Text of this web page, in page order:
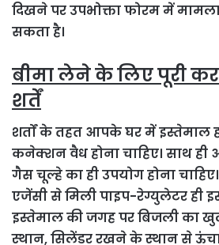
दिखने पर उपभोक्ता फोरम में
सकता है।
बीमा लेने के लिए पूरी
शर्तें
शर्तों के तहत आपके घर में इस्तेमाल
कनेक्शन वैध होना चाहिए। साथ
गैस चूल्हे का ही उपयोग होना
एजेंसी से मिली पाइप-रेग्युलेटर ही
इस्तेमाल की जगह पर बिजली का
स्थान, सिलेंडर रखने के स्थान से ऊंचा